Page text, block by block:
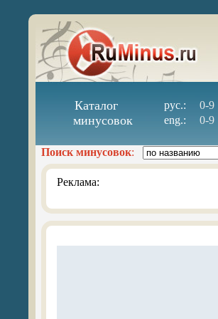
Каталог
минусовок
рус.: 0-9
eng.:
0-9
Поиск минусовок:
Реклама: